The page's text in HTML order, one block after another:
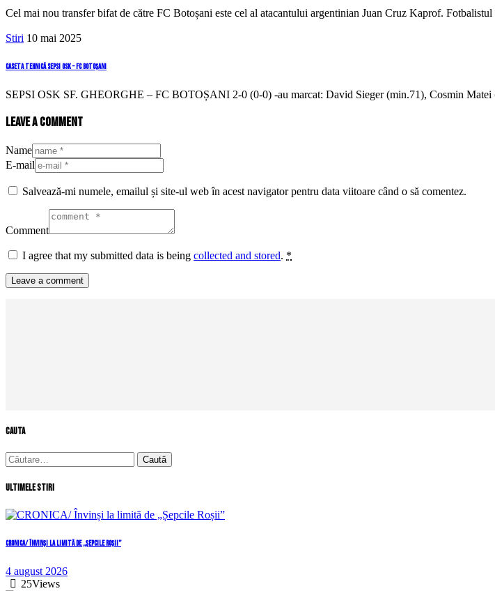
Cel mai nou transfer bifat de către FC Botoșani este cel al atacantului argentinian Juan Cruz Kaprof.
Stiri 10 mai 2025
Caseta tehnică Sepsi OSK – FC Botoșani
SEPSI OSK SF. GHEORGHE – FC BOTOȘANI 2-0 (0-0) -au marcat: David Sieger (min.71), Cosmin
Leave a comment
Name
E-mail
Salvează-mi numele, emailul și site-ul web în acest navigator pentru data viitoare când o să comentez.
Comment
I agree that my submitted data is being collected and stored. *
cauta
Caută
după:
Ultimele stiri
CRONICA/ Învinși la limită de „Șepcile Roșii”
4 august 2026
25Views